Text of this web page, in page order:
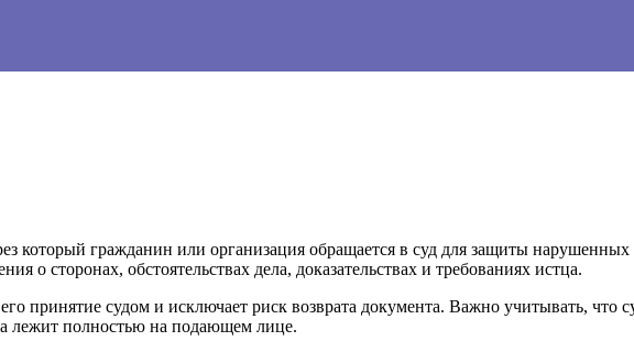
который гражданин или организация обращается в суд для защиты
о сторонах, обстоятельствах дела, доказательствах и требованиях истца.
принятие судом и исключает риск возврата документа. Важно учитывать, что
лежит полностью на подающем лице.